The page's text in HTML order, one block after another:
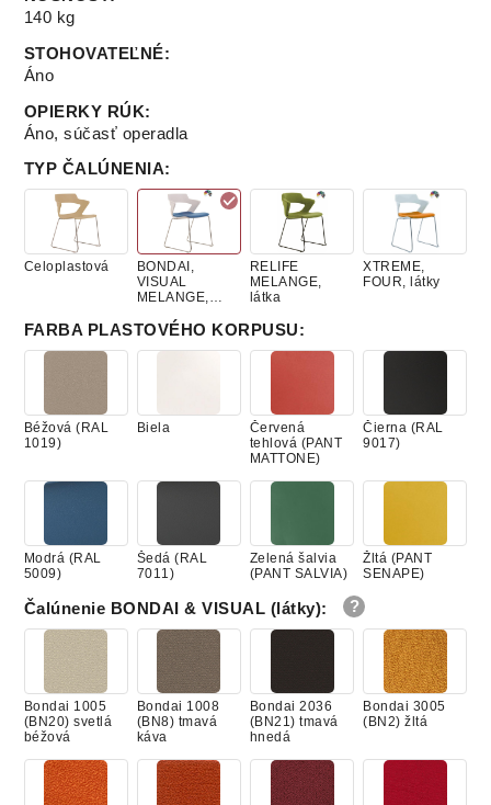
140 kg
STOHOVATEĽNÉ:
Áno
OPIERKY RÚK:
Áno, súčasť operadla
TYP ČALÚNENIA:
Celoplastová
BONDAI,
VISUAL
MELANGE,
RELIFE
MELANGE,
látka
XTREME,
FOUR, látky
FARBA PLASTOVÉHO KORPUSU:
Béžová (RAL
1019)
Biela
Červená
tehlová (PANT
MATTONE)
Čierna (RAL
9017)
Modrá (RAL
5009)
Šedá (RAL
7011)
Zelená šalvia
(PANT SALVIA)
Žltá (PANT
SENAPE)
Čalúnenie BONDAI & VISUAL (látky):
Bondai 1005
(BN20) svetlá
béžová
Bondai 1008
(BN8) tmavá
káva
Bondai 2036
(BN21) tmavá
hnedá
Bondai 3005
(BN2) žltá